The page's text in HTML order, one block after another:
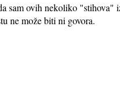
sam ovih nekoliko "stihova"
ne može biti ni govora.